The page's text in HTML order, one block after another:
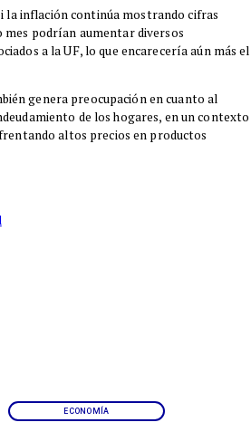
la inflación continúa mostrando cifras
mes podrían aumentar diversos
a la UF, lo que encarecería aún más el
genera preocupación en cuanto al
de los hogares, en un contexto
altos precios en productos
ECONOMÍA